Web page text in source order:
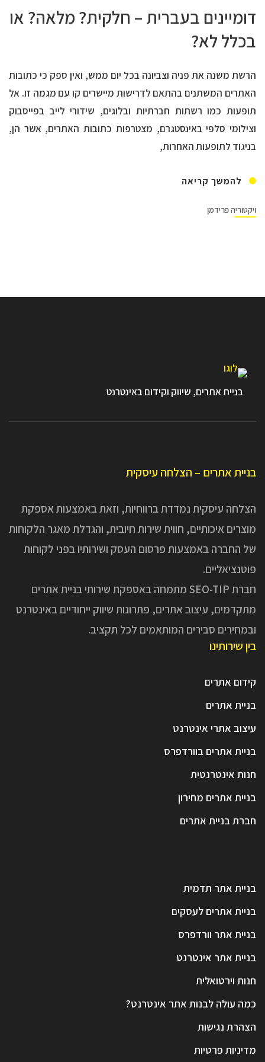
דומיינים בעברית – חלקית? מלאה? או
בכלל לא?
הרשת משנה את פניה וצביונה בכל יום ממש, ואין ספק כי כתובות
האתרים המשתנים בהתאם לדרישות מיישרים קו עם מגמה זו. אל
תופעות כמו רשתות חברתיות ובלוגים, שידורי לייב בפייסבוק
וצילומי סלפי באינסטגרם, מצטרפות כתובות האתרים, אשר הן,
בניגוד לתופעות האחרות,
להמשך קריאה
ויקטוריה פרידמן
בניית אתרים, שיווק וקידום באינטרנט
בניית אתרים – הצלחה עיסקית
הצלחה עיסקית נמדדת ברווחיות, וזאת באמצעות אספקת
מוצרים איכותיים, חווית שירות חיובית, והגדלת מאגר הלקוחות
של החברה באמצעות פרסום העסק ושירותיו בפני לקוחות
פוטנציאליים.
חברת SEO-TIP מתמחה באספקת שירותי בניית אתרים
מתקדמים, עיצוב אתרים, פתרונות שיווק ייחודיים באינטרנט
ובמחירים סבירים המותאמים לכל תקציב.
בין שירותינו
קידום אתרים
בניית אתרים
עיצוב אתרי אינטרנט
בניית אתרים בוורדפרס
חנות אינטרנטית
בניית אתרים מחירון
חברת בניית אתרים
בניית אתר תדמית
בניית אתרים לעסקים
בניית אתר וורדפרס
בניית אתר אינטרנט
חנות וירטואלית
כמה עולה לבנות אתר אינטרנט?
הצהרת נגישות
מדיניות פרטיות